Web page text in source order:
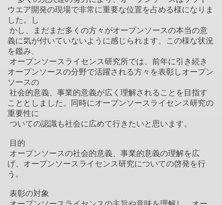
ウエア開発の現場で非常に重要な位置を占める様になりま
した。し
かし、まだまだ多くの方々がオープンソースの本当の意
義に気が付いていないように感じられます。この様な状況
を鑑み、
オープンソースライセンス研究所では、前年に引き続き
オープンソースの分野で活躍される方々を表彰しオープン
ソースの
社会的意義、事業的意義が広く理解されることを目指す
こととしました。同時にオープンソースライセンス研究の
重要性に
ついての認識も社会に広めて行きたいと思います。
目的
オープンソースの社会的意義、事業的意義の理解を広
げ、オープンソースライセンス研究についての啓発を行
う。
表彰の対象